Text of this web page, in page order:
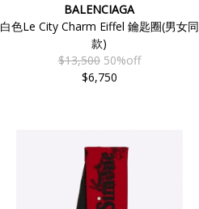
BALENCIAGA
白色Le City Charm Eiffel 鑰匙圈(男女同
款)
$13,500 50%off
$6,750